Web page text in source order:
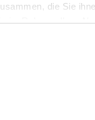
die Sie
im Rahmen Ihrer